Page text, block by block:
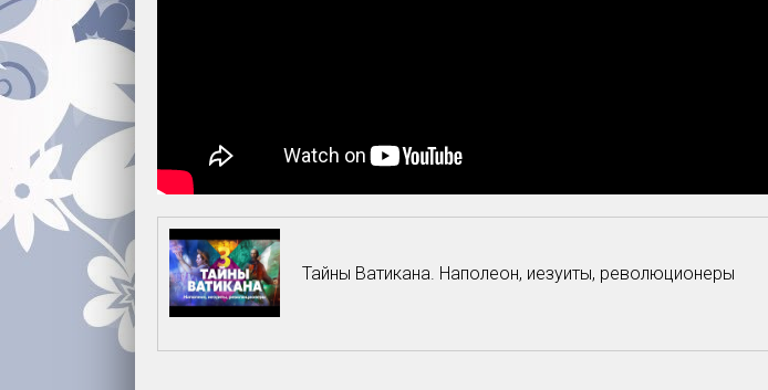
Тайны Ватикана. Наполеон, иезуиты, революционеры